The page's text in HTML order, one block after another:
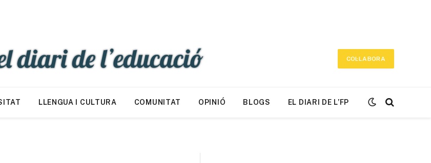
COL·LABORA
LLENGUA I CULTURA COMUNITAT OPINIÓ BLOGS EL DIARI DE L’FP